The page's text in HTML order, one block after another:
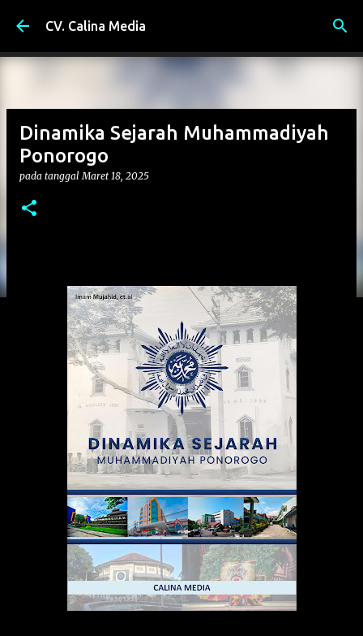
Langsung ke konten utama
CV. Calina Media
Dinamika Sejarah Muhammadiyah
Ponorogo
pada tanggalMaret 18, 2025